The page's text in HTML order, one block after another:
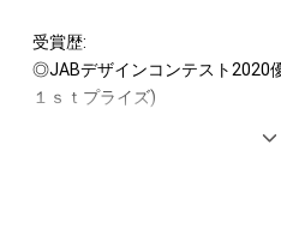
権、意匠権その他の知的財産権）
て保護されています。そのため
しても、本アイテムの知的財産
テムの保有者が有する権利」の
受賞歴:
◎JABデザインコンテスト2020
１ｓｔプライズ)
◎『太宰府浪漫』キャラデザイ